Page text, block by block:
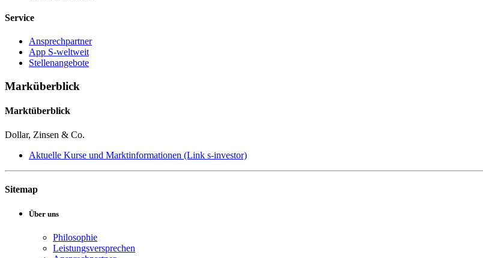
Service
Ansprechpartner
App S-weltweit
Stellenangebote
Marküberblick
Marktüberblick
Dollar, Zinsen & Co.
Aktuelle Kurse und Marktinformationen (Link s-investor)
Sitemap
Über uns
Philosophie
Leistungsversprechen